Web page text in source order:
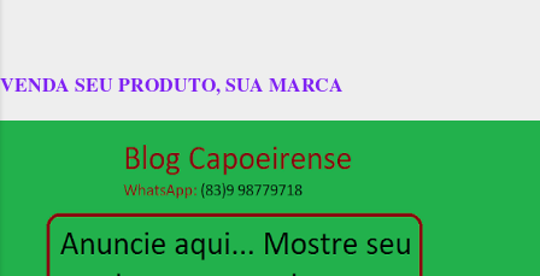
VENDA SEU PRODUTO, SUA MARCA